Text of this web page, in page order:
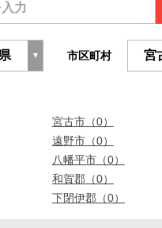
市区町村
宮古市（0）
遠野市（0）
八幡平市（0）
和賀郡（0）
下閉伊郡（0）